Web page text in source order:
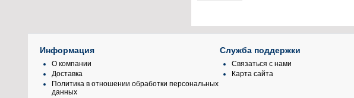
Информация
О компании
Доставка
Политика в отношении обработки персональных
данных
Служба поддержки
Связаться с нами
Карта сайта